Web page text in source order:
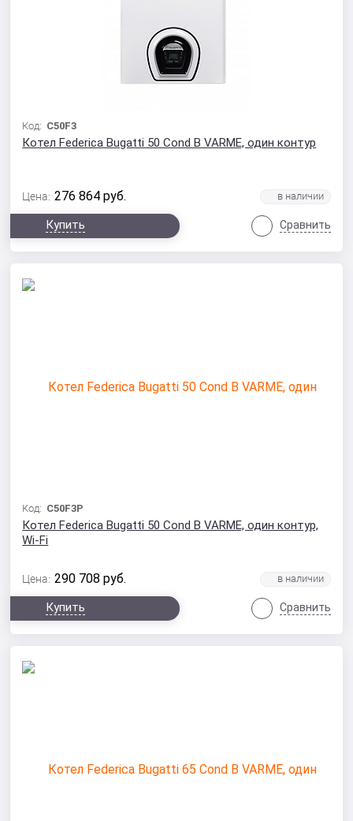
Код: C50F3
Котел Federica Bugatti 50 Cond B VARME, один контур
Цена: 276 864 руб.
Купить Сравнить
Код: C50F3P
Котел Federica Bugatti 50 Cond B VARME, один контур,
Wi-Fi
Цена: 290 708 руб.
Купить Сравнить